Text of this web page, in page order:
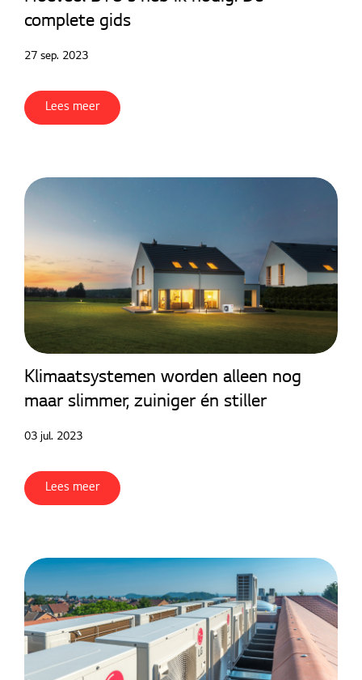
complete gids
27 sep. 2023
Lees meer
Klimaatsystemen worden alleen nog
maar slimmer, zuiniger én stiller
03 jul. 2023
Lees meer